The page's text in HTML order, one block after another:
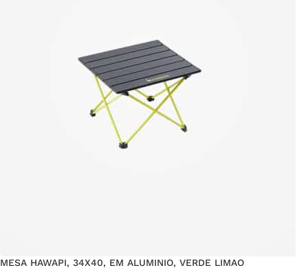
MESA HAWAPI, 34X40, EM ALUMINIO, VERDE LIMAO